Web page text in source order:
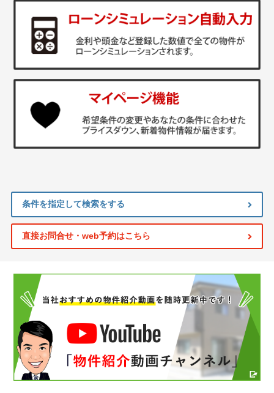
条件を指定して検索をする
直接お問合せ・web予約はこちら